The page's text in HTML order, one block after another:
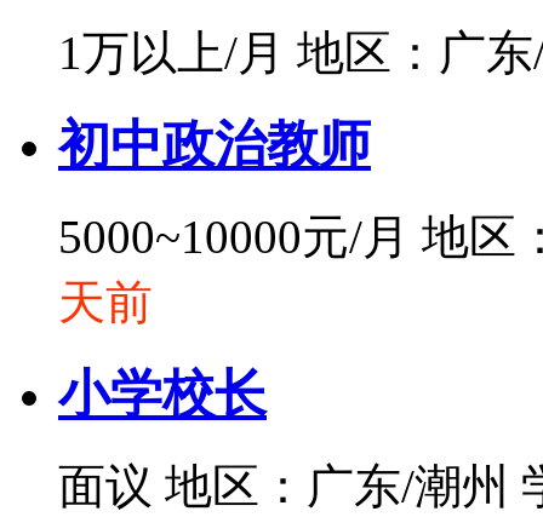
1万以上/月 地区：广
初中政治教师
5000~10000元/月 地区
天前
小学校长
面议 地区：广东/潮州